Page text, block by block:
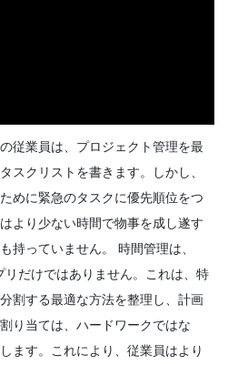
従業員は、プロジェクト管理を最
スクリストを書きます。しかし、
めに緊急のタスクに優先順位をつ
より少ない時間で物事を成し遂す
持っていません。
時間管理は、
だけではありません。これは、特
割する最適な方法を整理し、計画
り当ては、ハードワークではな
ます。これにより、従業員はより